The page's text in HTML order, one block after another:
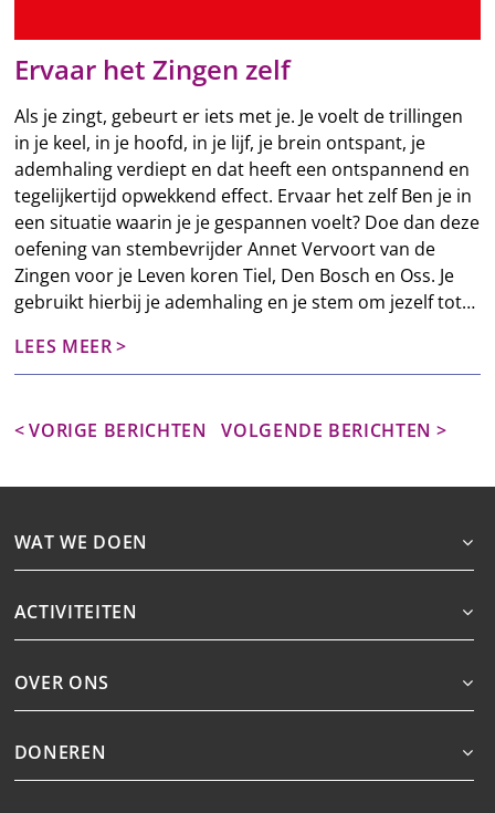
Ervaar het Zingen zelf
Als je zingt, gebeurt er iets met je. Je voelt de trillingen
in je keel, in je hoofd, in je lijf, je brein ontspant, je
ademhaling verdiept en dat heeft een ontspannend en
tegelijkertijd opwekkend effect. Ervaar het zelf Ben je in
een situatie waarin je je gespannen voelt? Doe dan deze
oefening van stembevrijder Annet Vervoort van de
Zingen voor je Leven koren Tiel, Den Bosch en Oss. Je
gebruikt hierbij je ademhaling en je stem om jezelf tot…
LEES MEER
BERICHTEN
VORIGE BERICHTEN VOLGENDE BERICHTEN
WAT WE DOEN
ACTIVITEITEN
OVER ONS
DONEREN